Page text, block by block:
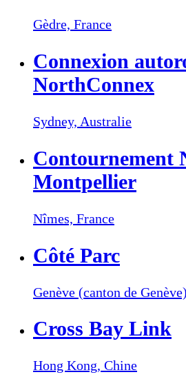
Gèdre, France
Connexion
NorthConnex
Sydney, Australie
Contournement
Montpellier
Nîmes, France
Côté Parc
Genève (canton de
Cross Bay Link
Hong Kong, Chine